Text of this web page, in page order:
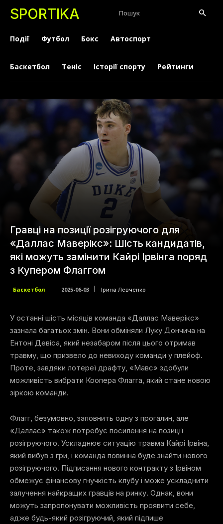
SPORTIKA Пошук
Події Футбол Бокс Автоспорт
Баскетбол Теніс Історії спорту Рейтинги
Гравці на позиції розігруючого для
«Даллас Маверікс»: Шість кандидатів,
які можуть замінити Кайрі Ірвінга поряд
з Купером Флаггом
Баскетбол 2025-06-03 Ірина Левченко
У останні шість місяців команда «Даллас Маверікс»
зазнала багатьох змін. Вони обміняли Луку Дончича на
Ентоні Девіса, який незабаром після цього отримав
травму, що призвело до невиходу команди у плейоф.
Проте, завдяки лотереї драфту, «Мавс» здобули
можливість вибрати Коопера Флагга, який стане новою
зіркою команди.
Флагг, безумовно, заповнить одну з прогалин, але
«Даллас» також потребує посилення на позиції
розігруючого. Ускладнює ситуацію травма Кайрі Ірвіна,
який вибув з гри, і команда повинна буде знайти нового
розігруючого. Підписання нового контракту з Ірвіном
обмежує фінансову гнучкість клубу і може ускладнити
залучення найкращих гравців на ринку. Однак, вони
можуть запропонувати можливість проявити себе,
адже будь-який розігруючий, який підпише